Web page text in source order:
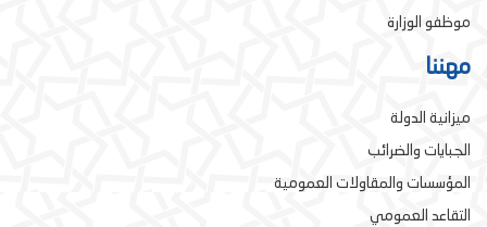
موظفو الوزارة
مهننا
ميزانية الدولة
الجبايات والضرائب
المؤسسات والمقاولات العمومية
التقاعد العمومي